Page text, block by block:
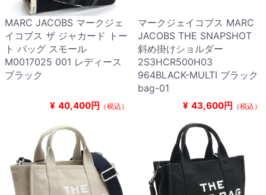
MARC JACOBS マークジェ
イコブス ザ ジャカード トー
ト バッグ スモール
M0017025 001 レディース
ブラック
¥ 40,400円 （税込）
マークジェイコブス MARC
JACOBS THE SNAPSHOT
斜め掛けショルダー
2S3HCR500H03
964BLACK-MULTI ブラック
bag-01
¥ 43,600円 （税込）